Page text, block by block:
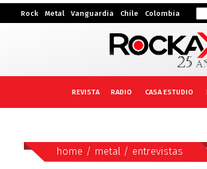
Rock Metal Vanguardia Chile Colombia
REVISTA RADIO CASA ESTUDIO
home / metal / entrevistas